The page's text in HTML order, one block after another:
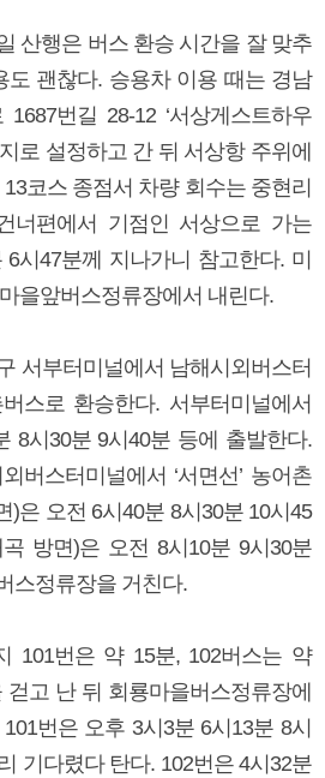
산행은 버스 환승 시간을 잘 맞추
도 괜찮다. 승용차 이용 때는 경남
번길 28-12 ‘서상게스트하우
로 설정하고 간 뒤 서상항 주위에
코스 종점서 차량 회수는 중현리
너편에서 기점인 서상으로 가는
시47분께 지나가니 참고한다. 미
을앞버스정류장에서 내린다.
서부터미널에서 남해시외버스터
스로 환승한다. 서부터미널에서
8시30분 9시40분 등에 출발한다.
버스터미널에서 ‘서면선’ 농어촌
)은 오전 6시40분 8시30분 10시45
방면)은 오전 8시10분 9시30분
스정류장을 거친다.
101번은 약 15분, 102버스는 약
고 난 뒤 회룡마을버스정류장에
번은 오후 3시3분 6시13분 8시
기다렸다 탄다. 102번은 4시32분